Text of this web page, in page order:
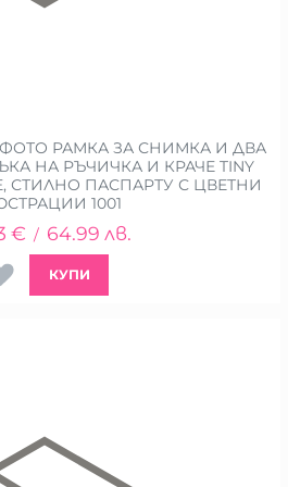
РАМКА ЗА СНИМКА И ДВА
НА РЪЧИЧКА И КРАЧЕ TINY
СТИЛНО ПАСПАРТУ С ЦВЕТНИ
1001
€ / 64.99 лв.
КУПИ